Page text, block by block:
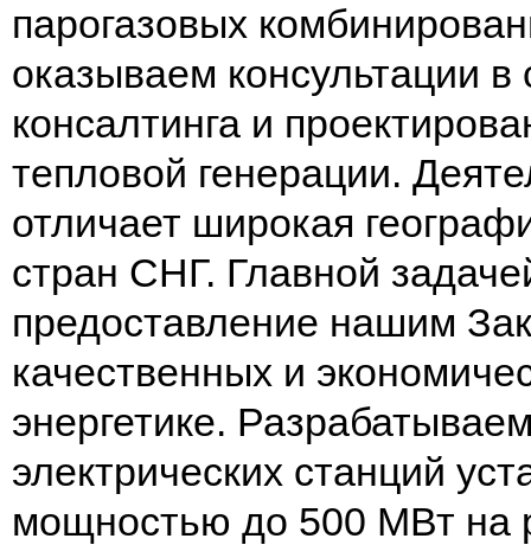
парогазовых
оказываем консультации
консалтинга и
тепловой генерации.
отличает широкая
стран СНГ. Главной
предоставление нашим
качественных и
энергетике.
электрических станций
мощностью до 500 МВт на